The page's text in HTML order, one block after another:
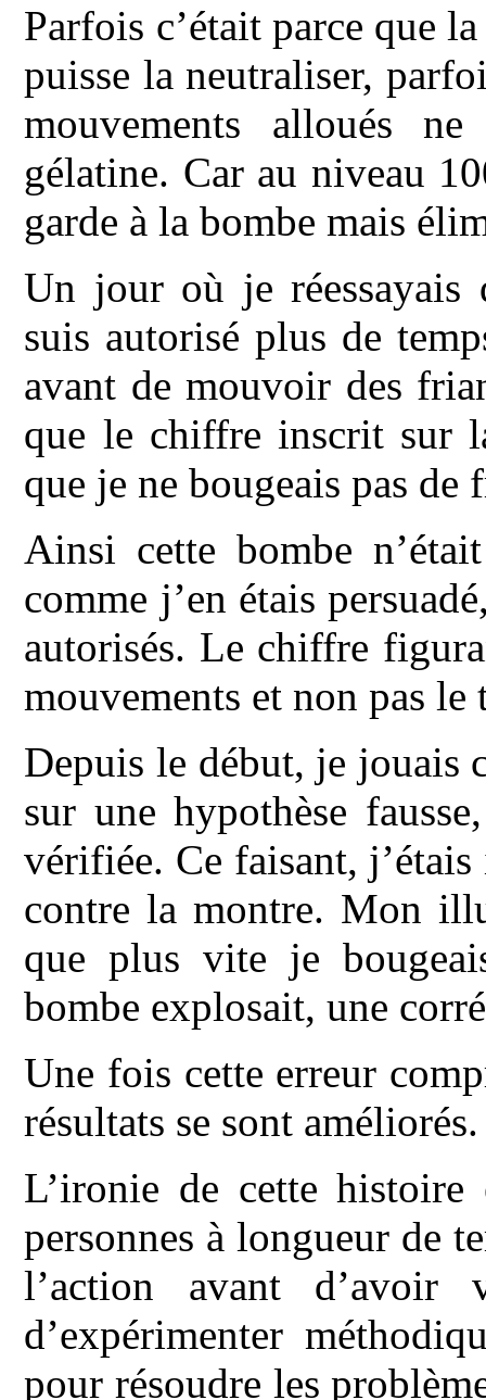
Parfois c’était parce que
puisse la neutraliser,
mouvements alloués
gélatine. Car au niveau
garde à la bombe mais
Un jour où je réessayais
suis autorisé plus de
avant de mouvoir des
que le chiffre inscrit sur
que je ne bougeais pas de
Ainsi cette bombe
comme j’en étais
autorisés. Le chiffre
mouvements et non pas le
Depuis le début, je jouais
sur une hypothèse
vérifiée. Ce faisant,
contre la montre. Mon
que plus vite je
bombe explosait, une
Une fois cette erreur
résultats se sont améliorés.
L’ironie de cette
personnes à longueur de
l’action avant d’avoir
d’expérimenter
pour résoudre les